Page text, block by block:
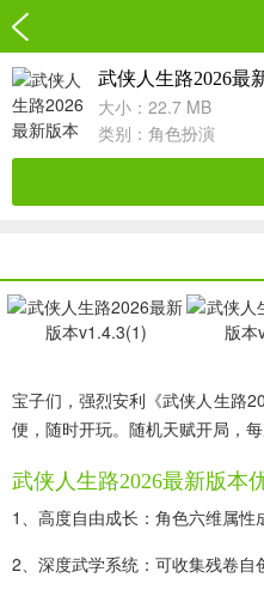
武侠人生路2026最
大小：22.7 MB
类别： 角色扮演
宝子们，强烈安利《武侠人生路
便，随时开玩。随机天赋开局，
武侠人生路2026最新版本
1、高度自由成长：角色六维属性
2、深度武学系统：可收集残卷自